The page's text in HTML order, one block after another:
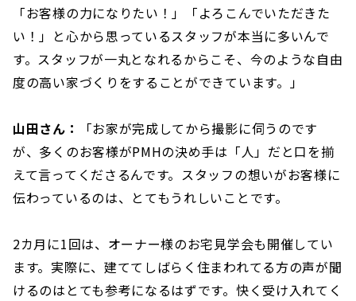
「お客様の力になりたい！」「よろこんでいただきた
い！」と心から思っているスタッフが本当に多いんで
す。スタッフが一丸となれるからこそ、今のような自由
度の高い家づくりをすることができています。」
山田さん：
「お家が完成してから撮影に伺うのです
が、多くのお客様がPMHの決め手は「人」だと口を揃
えて言ってくださるんです。スタッフの想いがお客様に
伝わっているのは、とてもうれしいことです。
2カ月に1回は、オーナー様のお宅見学会も開催してい
ます。実際に、建ててしばらく住まわれてる方の声が聞
けるのはとても参考になるはずです。快く受け入れてく